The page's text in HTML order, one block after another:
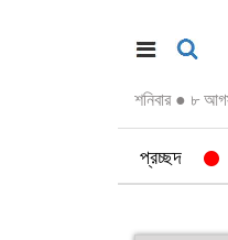
শনিবার ● ৮
প্রচ্ছদ